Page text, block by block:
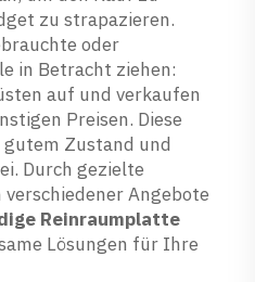
zu strapazieren.
oder
in Betracht ziehen:
auf und verkaufen
Preisen. Diese
Zustand und
Durch gezielte
verschiedener Angebote
Reinraumplatte
Lösungen für Ihre